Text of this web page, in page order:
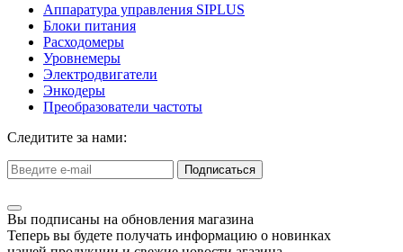
Аппаратура управления SIPLUS
Блоки питания
Расходомеры
Уровнемеры
Электродвигатели
Энкодеры
Преобразователи частоты
Следитите за нами:
Подписаться
Вы подписаны на обновления магазина
Теперь вы будете получать информацию о новинках